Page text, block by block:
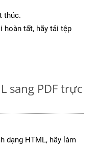
thúc.
hoàn tất, hãy tải tệp
sang PDF trực
dạng HTML, hãy làm